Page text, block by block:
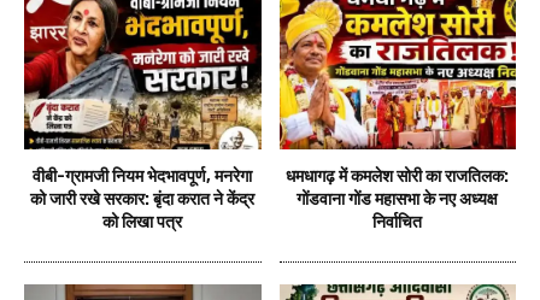
वीबी-ग्रामजी नियम भेदभावपूर्ण, मनरेगा
को जारी रखे सरकार: बृंदा करात ने केंद्र
को लिखा पत्र
धमधागढ़ में कमलेश सोरी का राजतिलक:
गोंडवाना गोंड महासभा के नए अध्यक्ष
निर्वाचित